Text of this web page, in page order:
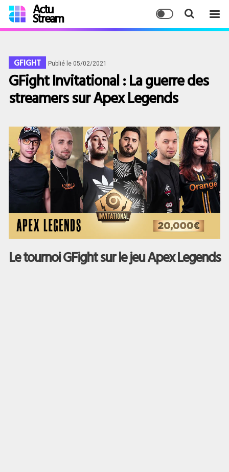
Actu
Stream
GFIGHT Publié le 05/02/2021
GFight Invitational : La guerre des
streamers sur Apex Legends
Le tournoi GFight sur le jeu Apex Legends